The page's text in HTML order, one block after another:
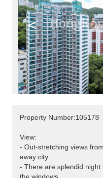
<
Property Number:105178
View:
- Out-stretching views
away city.
- There are splendid